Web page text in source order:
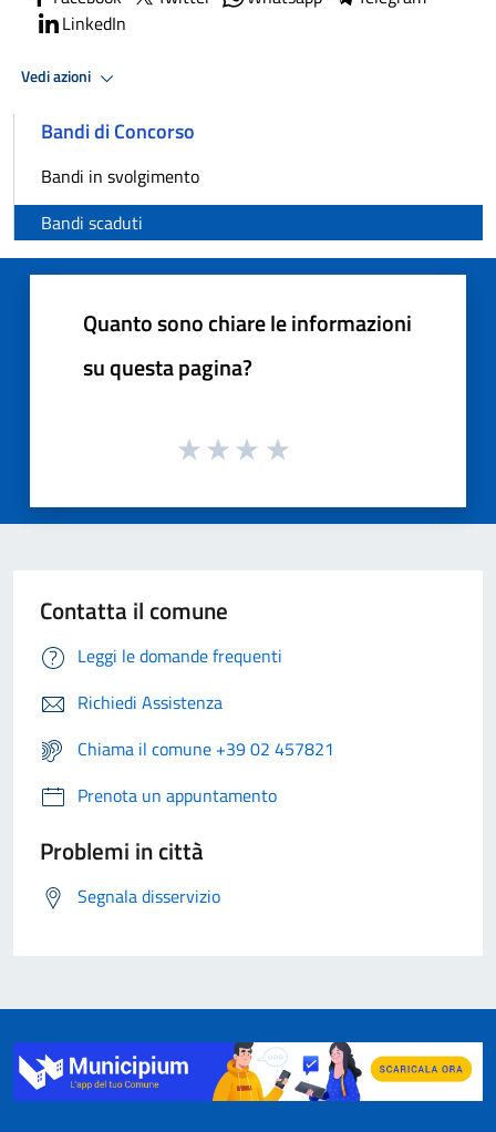
LinkedIn
Vedi azioni
Bandi di Concorso
Bandi in svolgimento
Bandi scaduti
Quanto sono chiare le informazioni
su questa pagina?
Contatta il comune
Leggi le domande frequenti
Richiedi Assistenza
Chiama il comune +39 02 457821
Prenota un appuntamento
Problemi in città
Segnala disservizio